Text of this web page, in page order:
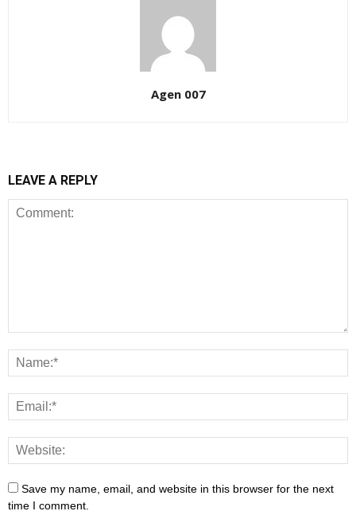
Agen 007
LEAVE A REPLY
Save my name, email, and website in this browser for the next
time I comment.